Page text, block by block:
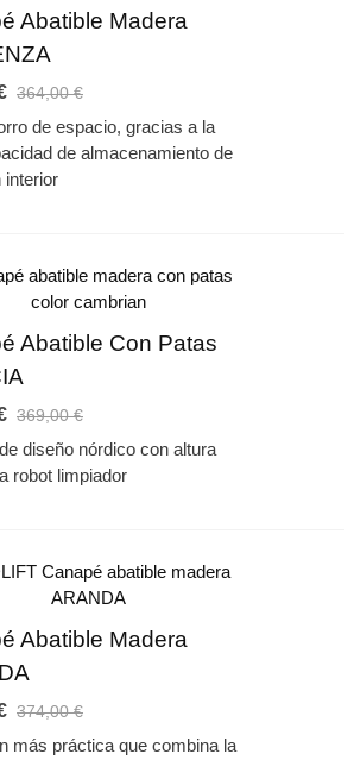
Abatible Madera
364,00 €
de espacio, gracias a la
de almacenamiento de
interior
Abatible Con Patas
369,00 €
diseño nórdico con altura
robot limpiador
Abatible Madera
374,00 €
más práctica que combina la